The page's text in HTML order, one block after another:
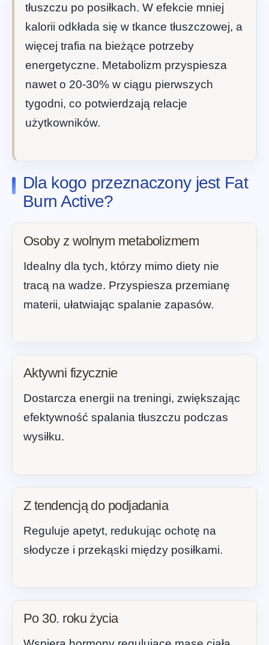
tłuszczu po posiłkach. W efekcie mniej
kalorii odkłada się w tkance tłuszczowej, a
więcej trafia na bieżące potrzeby
energetyczne. Metabolizm przyspiesza
nawet o 20-30% w ciągu pierwszych
tygodni, co potwierdzają relacje
użytkowników.
Dla kogo przeznaczony jest Fat
Burn Active?
Osoby z wolnym metabolizmem
Idealny dla tych, którzy mimo diety nie
tracą na wadze. Przyspiesza przemianę
materii, ułatwiając spalanie zapasów.
Aktywni fizycznie
Dostarcza energii na treningi, zwiększając
efektywność spalania tłuszczu podczas
wysiłku.
Z tendencją do podjadania
Reguluje apetyt, redukując ochotę na
słodycze i przekąski między posiłkami.
Po 30. roku życia